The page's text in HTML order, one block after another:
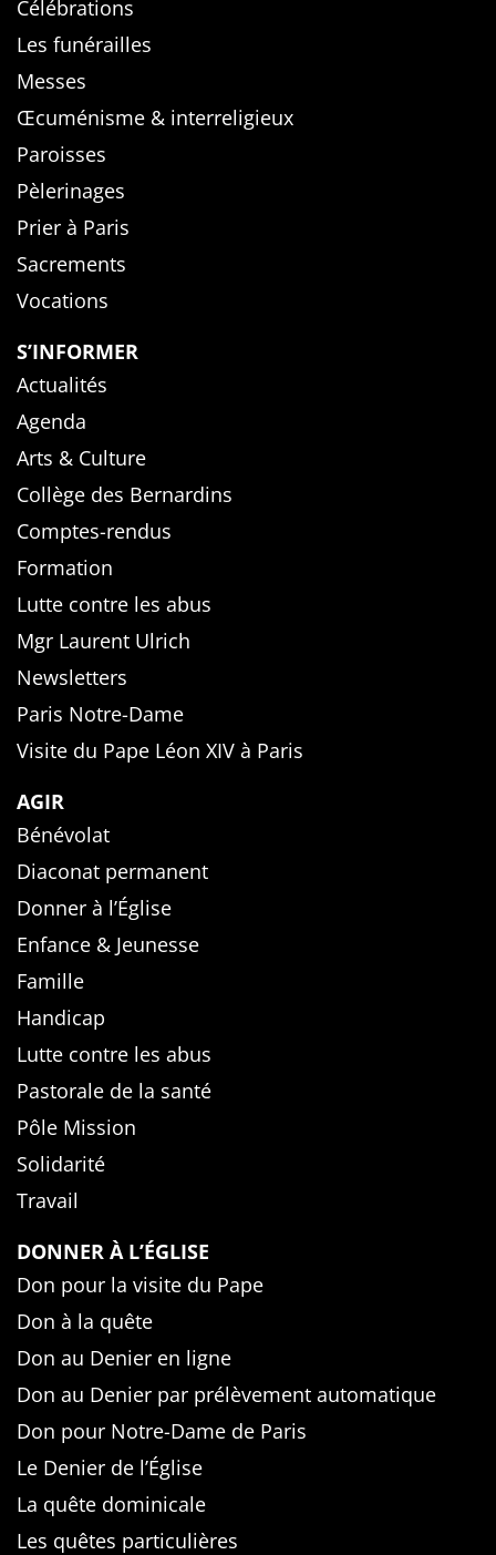
Célébrations
Les funérailles
Messes
Œcuménisme & interreligieux
Paroisses
Pèlerinages
Prier à Paris
Sacrements
Vocations
S’INFORMER
Actualités
Agenda
Arts & Culture
Collège des Bernardins
Comptes-rendus
Formation
Lutte contre les abus
Mgr Laurent Ulrich
Newsletters
Paris Notre-Dame
Visite du Pape Léon XIV à Paris
AGIR
Bénévolat
Diaconat permanent
Donner à l’Église
Enfance & Jeunesse
Famille
Handicap
Lutte contre les abus
Pastorale de la santé
Pôle Mission
Solidarité
Travail
DONNER À L’ÉGLISE
Don pour la visite du Pape
Don à la quête
Don au Denier en ligne
Don au Denier par prélèvement automatique
Don pour Notre-Dame de Paris
Le Denier de l’Église
La quête dominicale
Les quêtes particulières